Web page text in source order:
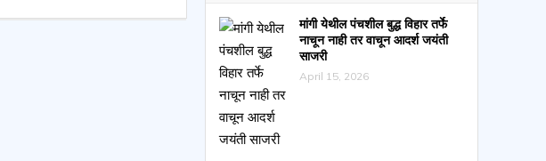
मांगी येथील पंचशील बुद्ध विहार तर्फे
नाचून नाही तर वाचून आदर्श जयंती
साजरी
April 15, 2026